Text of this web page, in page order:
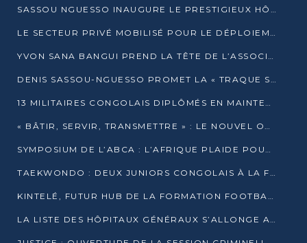
SASSOU NGUESSO INAUGURE LE PRESTIGIEUX HÔTEL KEMPINSKI BRAZZAVILLE
LE SECTEUR PRIVÉ MOBILISÉ POUR LE DÉPLOIEMENT DE 19 MINI-CENTRALES SOLAIRES
YVON SANA BANGUI PREND LA TÊTE DE L’ASSOCIATION DES BANQUES CENTRALES AFRICAINES
DENIS SASSOU-NGUESSO PROMET LA « TRAQUE SANS RELÂCHE » DU GRAND BANDITISME
13 MILITAIRES CONGOLAIS DIPLÔMÉS EN MAINTENANCE INDUSTRIELLE APRÈS TROIS ANS DE FORMATION À L’UNIVERSITÉ MARIEN-NGOUABI
« BÂTIR, SERVIR, TRANSMETTRE » : LE NOUVEL OUVRAGE QUI INTERPELLE LES COLLECTIVITÉS
SYMPOSIUM DE L’ABCA : L’AFRIQUE PLAIDE POUR UN FINANCEMENT CLIMATIQUE ÉQUITABLE
TAEKWONDO : DEUX JUNIORS CONGOLAIS À LA FINALE D’OPEN SYRIES 2025 À ABIDJAN
KINTELÉ, FUTUR HUB DE LA FORMATION FOOTBALLISTIQUE AFRICAINE ?
LA LISTE DES HÔPITAUX GÉNÉRAUX S’ALLONGE AU CONGO